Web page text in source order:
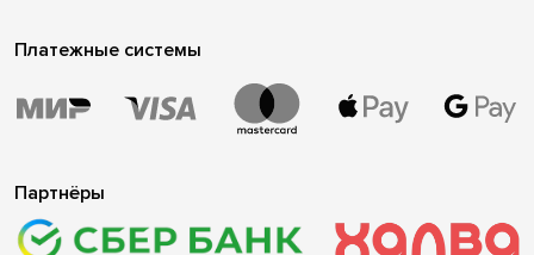
Платежные системы
Партнёры